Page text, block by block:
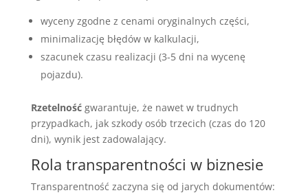
wyceny zgodne z cenami oryginalnych części,
minimalizację błędów w kalkulacji,
szacunek czasu realizacji (3-5 dni na wycenę
pojazdu).
Rzetelnośćgwarantuje, że nawet w trudnych
przypadkach, jak szkody osób trzecich (czas do 120
dni), wynik jest zadowalający.
Rola transparentności w biznesie
Transparentność zaczyna się od jarych dokumentów: